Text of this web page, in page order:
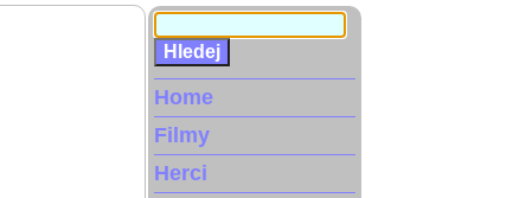
Home
Filmy
Herci